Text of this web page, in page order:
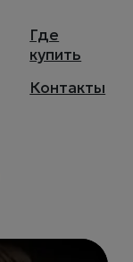
Где
купить
Контакты